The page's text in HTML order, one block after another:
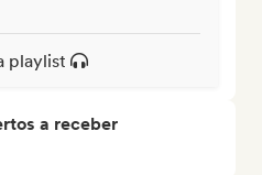
playlist
a receber